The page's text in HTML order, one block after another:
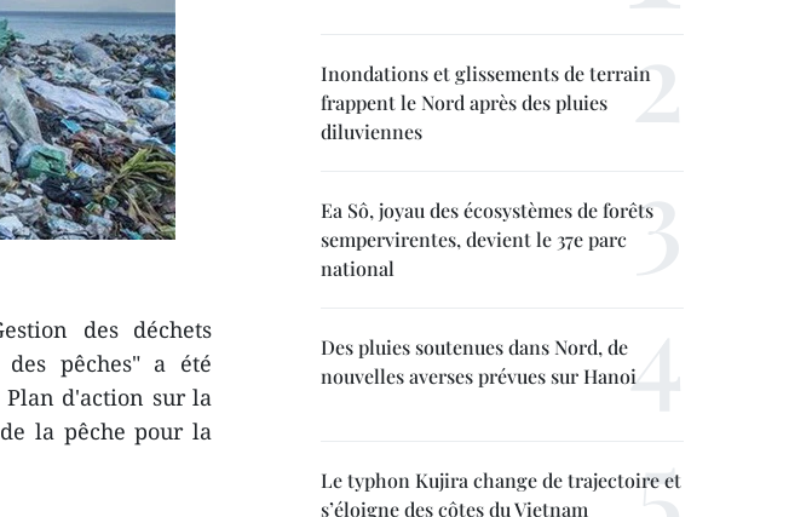
des déchets
pêches" a été
d'action sur la
la pêche pour la
Inondations et glissements de terrain
frappent le Nord après des pluies
diluviennes
Ea Sô, joyau des écosystèmes de forêts
sempervirentes, devient le 37e parc
national
Des pluies soutenues dans Nord, de
nouvelles averses prévues sur Hanoi
Le typhon Kujira change de trajectoire et
s’éloigne des côtes du Vietnam